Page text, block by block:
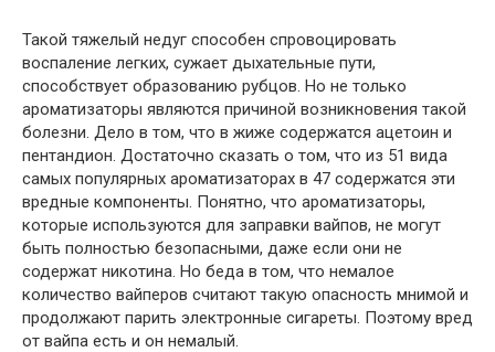
Такой тяжелый недуг способен спровоцировать
воспаление легких, сужает дыхательные пути,
способствует образованию рубцов. Но не только
ароматизаторы являются причиной возникновения такой
болезни. Дело в том, что в жиже содержатся ацетоин и
пентандион. Достаточно сказать о том, что из 51 вида
самых популярных ароматизаторах в 47 содержатся эти
вредные компоненты. Понятно, что ароматизаторы,
которые используются для заправки вайпов, не могут
быть полностью безопасными, даже если они не
содержат никотина. Но беда в том, что немалое
количество вайперов считают такую опасность мнимой и
продолжают парить электронные сигареты. Поэтому вред
от вайпа есть и он немалый.